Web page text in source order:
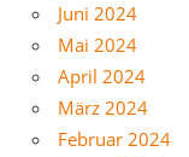
Juni 2024
Mai 2024
April 2024
März 2024
Februar 2024